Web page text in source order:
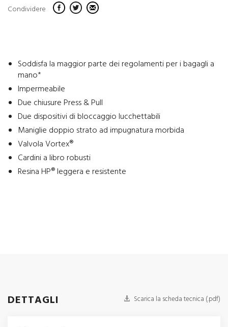
Condividere
Soddisfa la maggior parte dei regolamenti per i bagagli a
mano*
Impermeabile
Due chiusure Press & Pull
Due dispositivi di bloccaggio lucchettabili
Maniglie doppio strato ad impugnatura morbida
Valvola Vortex®
Cardini a libro robusti
Resina HP® leggera e resistente
DETTAGLI Scarica la scheda tecnica (.pdf)